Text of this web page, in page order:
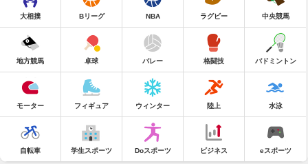
大相撲 Bリーグ NBA ラグビー 中央競馬
地方競馬 卓球 バレー 格闘技 バドミントン
モーター フィギュア ウィンター 陸上 水泳
自転車 学生スポーツ Doスポーツ ビジネス eスポーツ